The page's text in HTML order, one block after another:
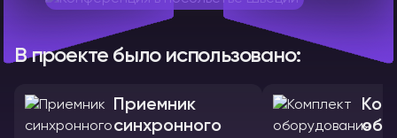
В проекте было использовано:
Приемник
синхронного